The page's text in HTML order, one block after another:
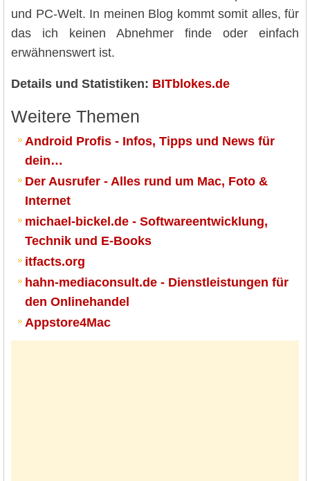
und PC-Welt. In meinen Blog kommt somit alles, für
das ich keinen Abnehmer finde oder einfach
erwähnenswert ist.
Details und Statistiken: BITblokes.de
Weitere Themen
Android Profis - Infos, Tipps und News für
dein…
Der Ausrufer - Alles rund um Mac, Foto &
Internet
michael-bickel.de - Softwareentwicklung,
Technik und E-Books
itfacts.org
hahn-mediaconsult.de - Dienstleistungen für
den Onlinehandel
Appstore4Mac